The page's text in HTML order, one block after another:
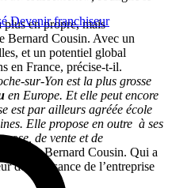
Devenir franchiseur
en propre, mais
Bernard Cousin. Avec un
et un potentiel global
en France, précise-t-il.
sur-Yon est la plus grosse
en Europe. Et elle peut encore
est par ailleurs agréée école
Elle propose en outre à ses
pose, de vente et de
ajoute Bernard Cousin. Qui a
de croissance de l’entreprise